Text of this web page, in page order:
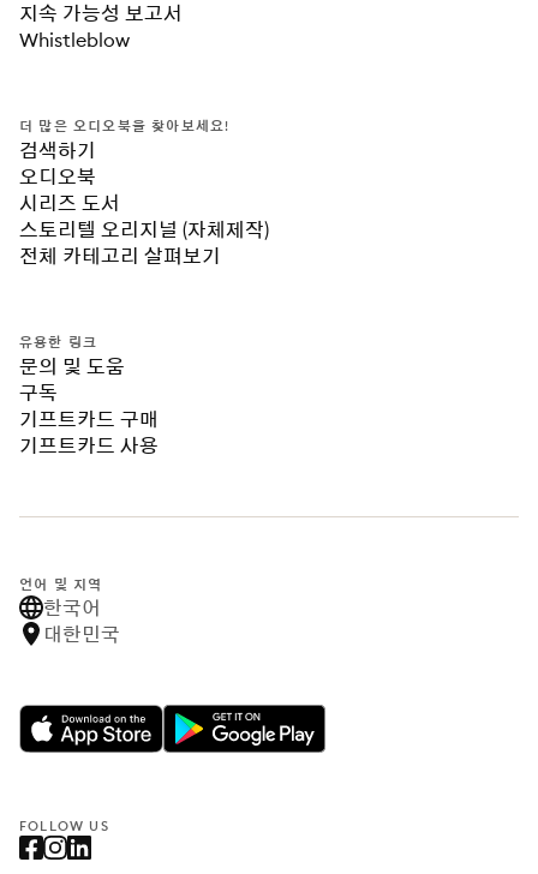
지속 가능성 보고서
Whistleblow
더 많은 오디오북을 찾아보세요!
검색하기
오디오북
시리즈 도서
스토리텔 오리지널 (자체제작)
전체 카테고리 살펴보기
유용한 링크
문의 및 도움
구독
기프트카드 구매
기프트카드 사용
언어 및 지역
한국어
대한민국
FOLLOW US